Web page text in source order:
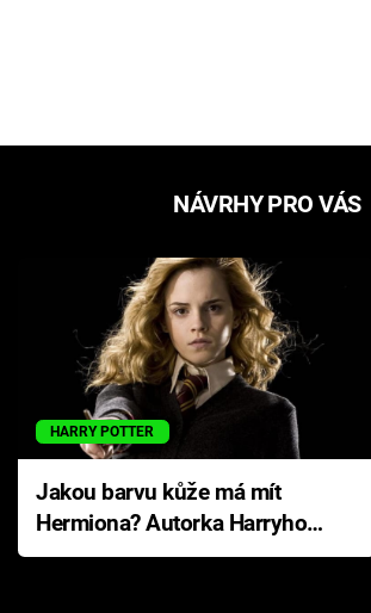
NÁVRHY PRO VÁS
HARRY POTTER
Jakou barvu kůže má mít
Hermiona? Autorka Harryho
Pottera přišla s ráznou